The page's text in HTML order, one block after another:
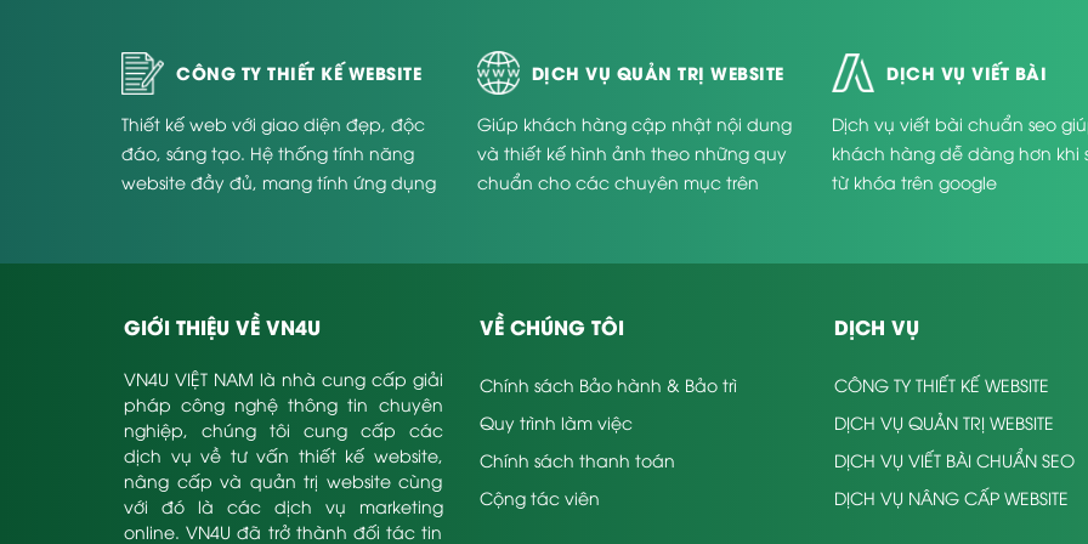
lý do nên tìm dịch vụ làm web nội thất
rất nhiều Doanh nghiệp mong mở rộng thành lập kinh doanh những mặt hàng liên quan tới đồ nội thất. Mặc dù vậy, rất
website hay tìm kiếm tới dịch vụ làm web nội thất chuyên nghiệp. Phía dưới là một số lý do khiến bạn tìm kiếm đến dịch
mong website thiết kế nội thất có chất lượng, có yếu tố nhận diện với quý khách hàng thì đòi hỏi người thiết kế web
thường sẽ không có bộ phận chuyên trách thực hiện công việc thiết kế web. Vì thế, chọn dịch vụ thiết kế website nội
nhiều năm kinh nghiệm thực tiễn sẽ là chọn lựa thích hợp nhất dành cho các bạn.
Cty sẽ được hưởng trọn gói những dịch vụ liên quan tới thiết kế web nội thất như tư vấn, chăm sóc, hướng dẫn chi
Website nội thất sẽ được thiết kế, lập trình với việc kết hợp khá nhiều mã code. Vì thế, việc kinh doanh những dịch
lúc nào cũng hình thành tương đối tốt, được nâng cấp, cập nhập thường xuyên.
CÔNG TY THIẾT KẾ WEBSITE
Thiết kế web với giao diện đẹp, độc
đáo, sáng tạo. Hệ thống tính năng
website đầy đủ, mang tính ứng dụng
DỊCH VỤ QUẢN TRỊ WEBSITE
Giúp khách hàng cập nhật nội dung
và thiết kế hình ảnh theo những quy
chuẩn cho các chuyên mục trên
DỊCH VỤ VIẾT BÀI
Dịch vụ viết bài chuẩn seo
khách hàng dễ dàng hơn khi
từ khóa trên google
GIỚI THIỆU VỀ VN4U
VN4U VIỆT NAM là nhà cung cấp giải
pháp công nghệ thông tin chuyên
nghiệp, chúng tôi cung cấp các
dịch vụ về tư vấn thiết kế website,
nâng cấp và quản trị website cùng
với đó là các dịch vụ marketing
online. VN4U đã trở thành đối tác tin
VỀ CHÚNG TÔI
Chính sách Bảo hành & Bảo trì
Quy trình làm việc
Chính sách thanh toán
Cộng tác viên
DỊCH VỤ
CÔNG TY THIẾT KẾ WEBSITE
DỊCH VỤ QUẢN TRỊ WEBSITE
DỊCH VỤ VIẾT BÀI CHUẨN SEO
DỊCH VỤ NÂNG CẤP WEBSITE